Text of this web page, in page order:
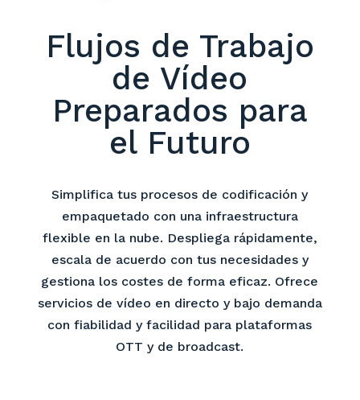
Flujos de Trabajo
de Vídeo
Preparados para
el Futuro
Simplifica tus procesos de codificación y
empaquetado con una infraestructura
flexible en la nube. Despliega rápidamente,
escala de acuerdo con tus necesidades y
gestiona los costes de forma eficaz. Ofrece
servicios de vídeo en directo y bajo demanda
con fiabilidad y facilidad para plataformas
OTT y de broadcast.